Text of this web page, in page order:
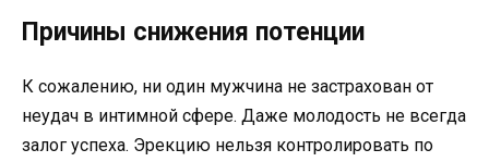
Причины снижения потенции
К сожалению, ни один мужчина не застрахован от
неудач в интимной сфере. Даже молодость не всегда
залог успеха. Эрекцию нельзя контролировать по